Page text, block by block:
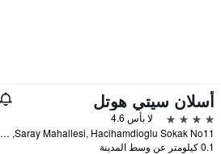
أسلان سيتي هوتل
4 نجوم
لا بأس 4.6
Saray Mahallesi, Hacihamdioglu Sokak No11, الانيا, تركيا
0.1 كيلومتر عن وسط المدينة